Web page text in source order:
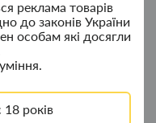
реклама товарів
до законів України
особам які досягли
років
"Граната Ф1" - ковпак
Focus із USB
сиг